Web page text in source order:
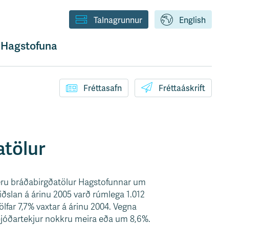
English
Talnagrunnur
Fréttasafn Fréttaáskrift
bráðabirgðatölur Hagstofunnar um
á árinu 2005 varð rúmlega 1.012
7,7% vaxtar á árinu 2004. Vegna
nokkru meira eða um 8,6%.